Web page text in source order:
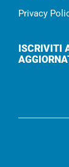
Privacy
ISCRIVITI